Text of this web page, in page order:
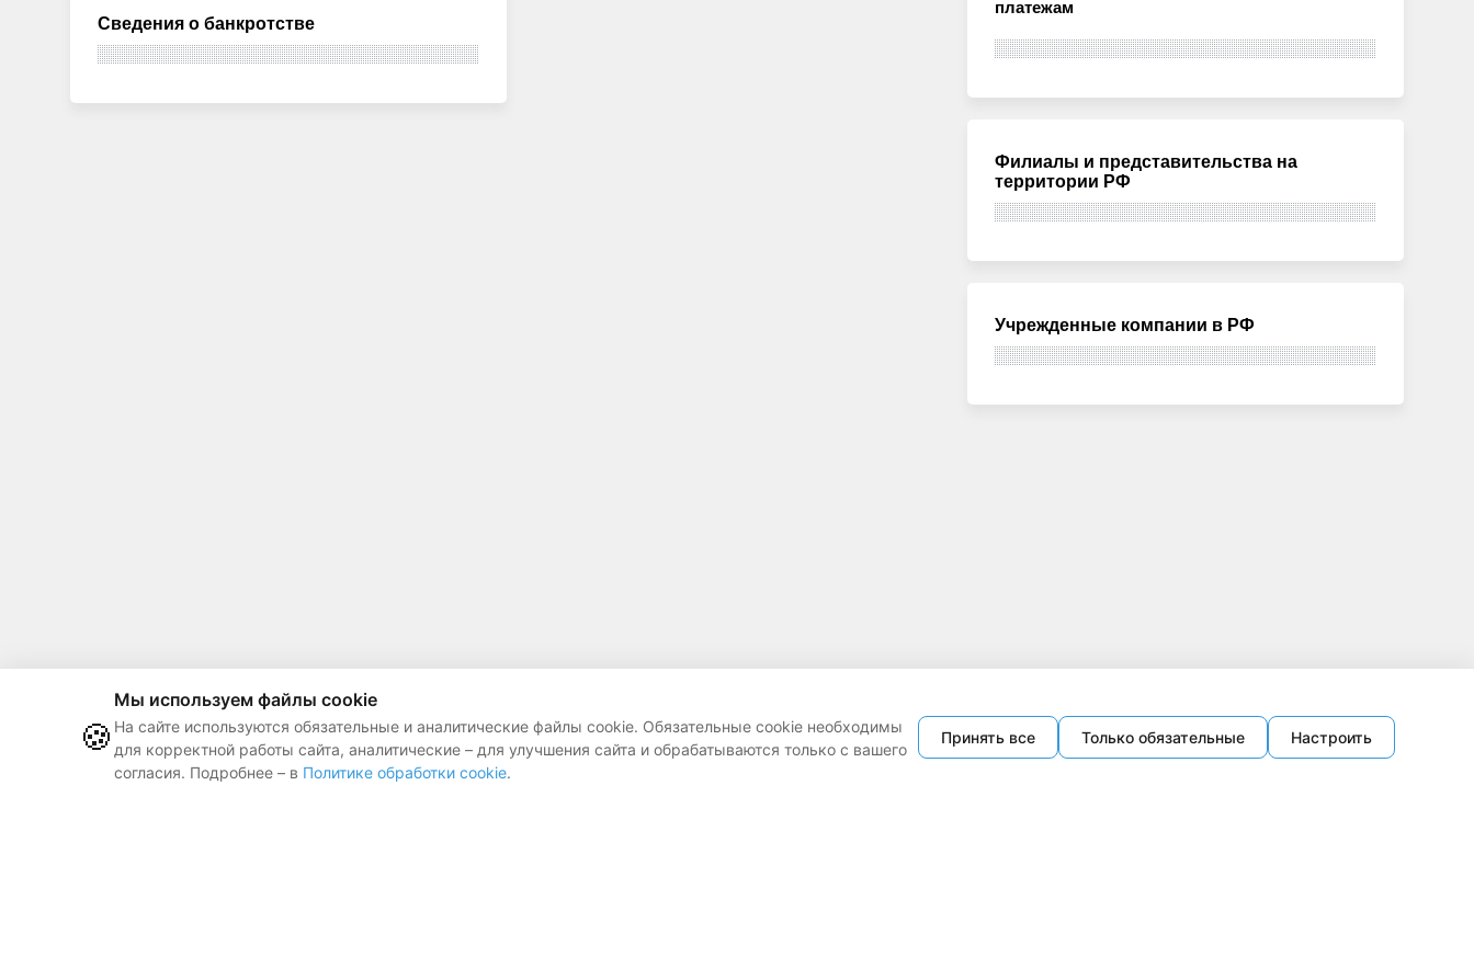
Сведения о банкротстве
платежам
Филиалы и представительства на
территории РФ
Учрежденные компании в РФ
🍪
Мы используем файлы cookie
На сайте используются обязательные и аналитические файлы cookie. Обязательные cookie необходимы
для корректной работы сайта, аналитические – для улучшения сайта и обрабатываются только с вашего
согласия. Подробнее – в Политике обработки cookie.
Принять все Только обязательные Настроить